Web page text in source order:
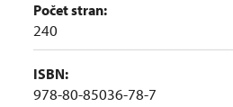
Počet stran:
240
ISBN:
978-80-85036-78-7